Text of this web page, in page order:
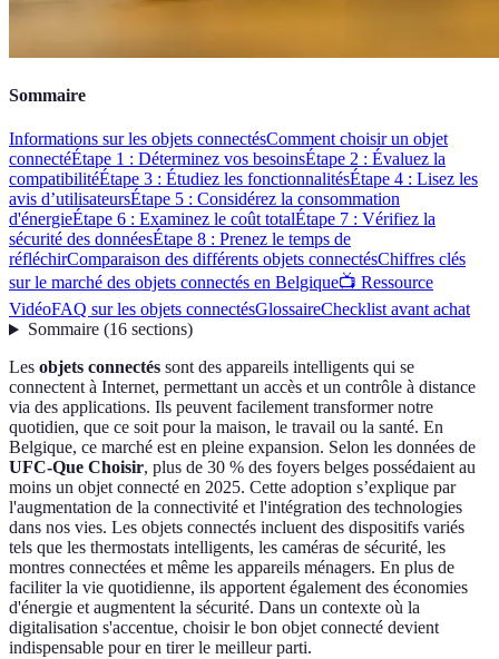
Sommaire
Informations sur les objets connectésComment choisir un objet
connectéÉtape 1 : Déterminez vos besoinsÉtape 2 : Évaluez la
compatibilitéÉtape 3 : Étudiez les fonctionnalitésÉtape 4 : Lisez les
avis d’utilisateursÉtape 5 : Considérez la consommation
d'énergieÉtape 6 : Examinez le coût totalÉtape 7 : Vérifiez la
sécurité des donnéesÉtape 8 : Prenez le temps de
réfléchirComparaison des différents objets connectésChiffres clés
sur le marché des objets connectés en Belgique📺 Ressource
VidéoFAQ sur les objets connectésGlossaireChecklist avant achat
Sommaire(16 sections)
Les objets connectés sont des appareils intelligents qui se
connectent à Internet, permettant un accès et un contrôle à distance
via des applications. Ils peuvent facilement transformer notre
quotidien, que ce soit pour la maison, le travail ou la santé. En
Belgique, ce marché est en pleine expansion. Selon les données de
UFC-Que Choisir, plus de 30 % des foyers belges possédaient au
moins un objet connecté en 2025. Cette adoption s’explique par
l'augmentation de la connectivité et l'intégration des technologies
dans nos vies. Les objets connectés incluent des dispositifs variés
tels que les thermostats intelligents, les caméras de sécurité, les
montres connectées et même les appareils ménagers. En plus de
faciliter la vie quotidienne, ils apportent également des économies
d'énergie et augmentent la sécurité. Dans un contexte où la
digitalisation s'accentue, choisir le bon objet connecté devient
indispensable pour en tirer le meilleur parti.